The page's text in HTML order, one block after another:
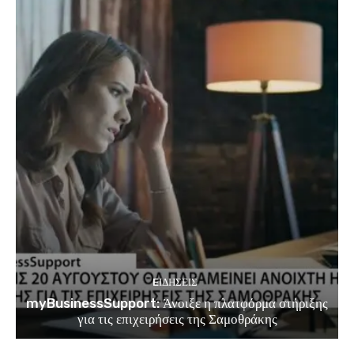
EΙΔΗΣΕΙΣ
myBusinessSupport: Άνοιξε η πλατφόρμα στήριξης
για τις επιχειρήσεις της Σαμοθράκης